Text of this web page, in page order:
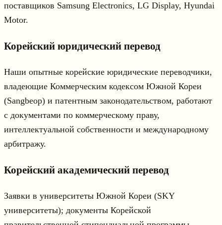
поставщиков Samsung Electronics, LG Display, Hyundai
Motor.
Корейский юридический перевод
Наши опытные корейские юридические переводчики,
владеющие Коммерческим кодексом Южной Кореи
(Sangbeop) и патентным законодательством, работают
с документами по коммерческому праву,
интеллектуальной собственности и международному
арбитражу.
Корейский академический перевод
Заявки в университеты Южной Кореи (SKY
университеты); документы Корейской